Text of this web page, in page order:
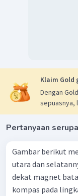
Klaim Gold
Dengan
sepuasnya,
Pertanyaan serupa
Gambar berikut
utara dan
dekat magnet batang
kompas pada